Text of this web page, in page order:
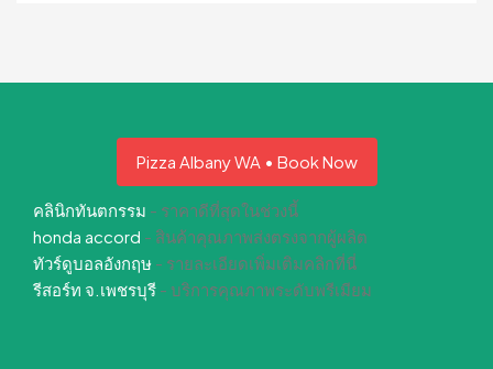
Pizza Albany WA • Book Now
คลินิกทันตกรรม - ราคาดีที่สุดในช่วงนี้
honda accord - สินค้าคุณภาพส่งตรงจากผู้ผลิต
ทัวร์ดูบอลอังกฤษ - รายละเอียดเพิ่มเติมคลิกที่นี่
รีสอร์ท จ.เพชรบุรี - บริการคุณภาพระดับพรีเมียม